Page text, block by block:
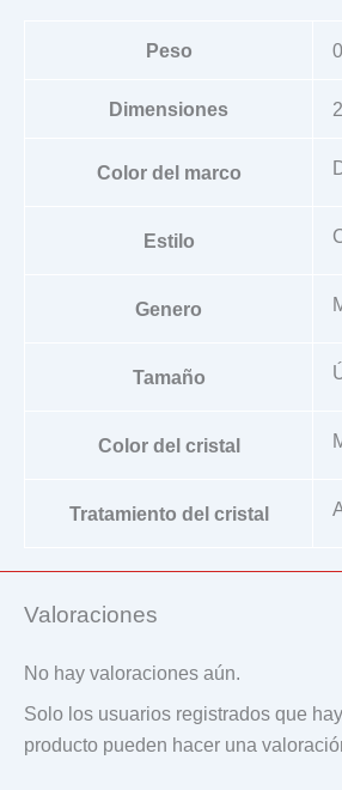
Peso
Dimensiones
Color del marco
Estilo
Genero
Tamaño
Color del cristal
Tratamiento del cristal
Valoraciones
No hay valoraciones aún.
Solo los usuarios registrados que
producto pueden hacer una